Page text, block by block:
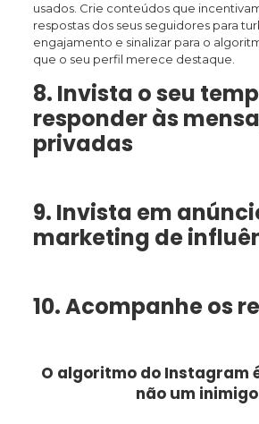
usados. Crie conteúdos que
respostas dos seus seguidores para
engajamento e sinalizar para o
que o seu perfil merece destaque.
8. Invista o seu
responder às
privadas
9. Invista em
marketing de
10. Acompanhe os
O algoritmo do Instagram
não um